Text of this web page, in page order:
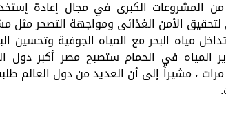
المشروعات الكبرى في مجال إعادة
الأمن الغذائى ومواجهة التصحر مثل
مياه البحر مع المياه الجوفية وتحسين
المياه في الحمام ستصبح مصر أكبر دول
مرات ، مشيراً إلى أن العديد من دول العالم